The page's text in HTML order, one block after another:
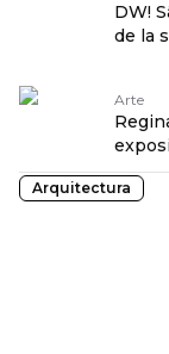
DW!
de la
Arte
Arquitectura